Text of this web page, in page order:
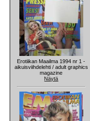
Erotiikan Maailma 1994 nr 1 -
aikuisviihdelehti / adult graphics
magazine
Näytä